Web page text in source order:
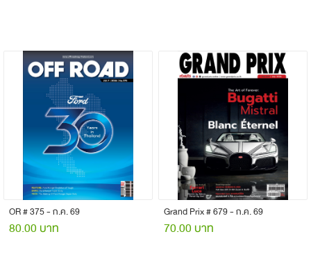
OR # 375 - ก.ค. 69
80.00 บาท
Grand Prix # 679 - ก.ค. 69
70.00 บาท